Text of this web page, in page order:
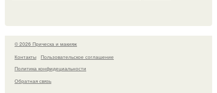
© 2026 Прическа и макияж
Контакты
Пользовательское соглашение
Политика конфидециальности
Обратная связь